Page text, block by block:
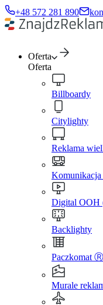
+48 572 281 890
Oferta
Oferta
Billboardy
Citylighty
Reklama
Komunikacja
Digital OOH
Backlighty
Paczkomat Ⓡ
Murale